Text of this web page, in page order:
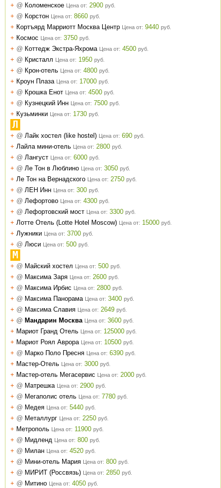
+ @ Коломенское Цена от: 2900 руб.
+ @ Корстон Цена от: 8660 руб.
+ Кортъярд Марриотт Москва Центр Цена от: 9440 руб.
+ Космос Цена от: 3750 руб.
+ @ Коттедж Экстра-Яхрома Цена от: 4500 руб.
+ @ Кристалл Цена от: 1950 руб.
+ @ Крон-отель Цена от: 4800 руб.
+ Кроун Плаза Цена от: 17000 руб.
+ @ Крошка Енот Цена от: 4500 руб.
+ @ Кузнецкий Инн Цена от: 7500 руб.
+ Кузьминки Цена от: 1730 руб.
Л
+ @ Лайк хостел (like hostel) Цена от: 690 руб.
+ Лайла мини-отель Цена от: 2800 руб.
+ @ Лангуст Цена от: 6000 руб.
+ @ Ле Тон в Люблино Цена от: 3050 руб.
+ Ле Тон на Вернадского Цена от: 2750 руб.
+ @ ЛЕН Инн Цена от: 300 руб.
+ @ Лефортово Цена от: 4300 руб.
+ @ Лефортовский мост Цена от: 3300 руб.
+ Лотте Отель (Lotte Hotel Moscow) Цена от: 15000 руб.
+ Лужники Цена от: 3700 руб.
+ @ Люси Цена от: 500 руб.
М
+ @ Майский хостел Цена от: 500 руб.
+ @ Максима Заря Цена от: 2600 руб.
+ @ Максима Ирбис Цена от: 2800 руб.
+ @ Максима Панорама Цена от: 3400 руб.
+ @ Максима Славия Цена от: 2649 руб.
+ @ Мандарин Москва Цена от: 3600 руб.
+ Мариот Гранд Отель Цена от: 125000 руб.
+ Мариот Роял Аврора Цена от: 10500 руб.
+ @ Марко Поло Пресня Цена от: 6390 руб.
+ Мастер-Отель Цена от: 3000 руб.
+ Мастер-отель Мегасервис Цена от: 2000 руб.
+ @ Матрешка Цена от: 2900 руб.
+ @ Мегаполис отель Цена от: 7780 руб.
+ @ Медея Цена от: 5440 руб.
+ @ Металлург Цена от: 2250 руб.
+ Метрополь Цена от: 11900 руб.
+ @ Мидленд Цена от: 800 руб.
+ @ Милан Цена от: 4520 руб.
+ @ Мини-отель Мария Цена от: 800 руб.
+ @ МИРИТ (Россвязь) Цена от: 2850 руб.
+ @ Митино Цена от: 4050 руб.